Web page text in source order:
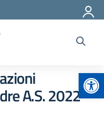
A.S. 2022